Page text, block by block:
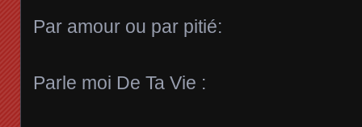
Par amour ou par pitié:
Parle moi De Ta Vie :